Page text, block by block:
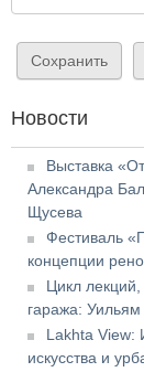
Новости
Выставка
Александра
Щусева
Фестиваль
концепции
Цикл
гаража:
Lakhta View:
искусства и